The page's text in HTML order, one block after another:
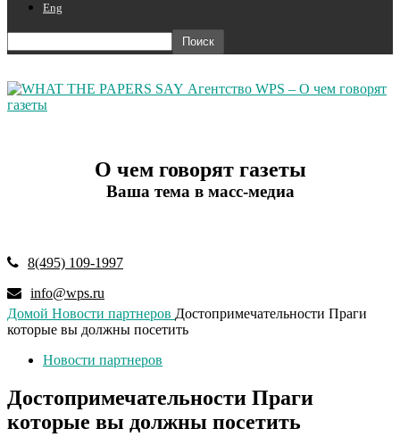
Eng
Агентство WPS – О чем говорят
газеты
О чем говорят газеты
Ваша тема в масс-медиа
8(495) 109-1997
info@wps.ru
Домой Новости партнеров Достопримечательности Праги
которые вы должны посетить
Новости партнеров
Достопримечательности Праги
которые вы должны посетить